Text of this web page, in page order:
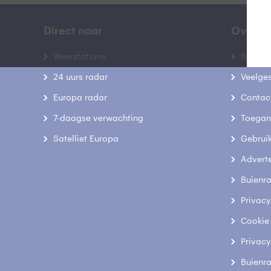
Direct naar
Weerstations
24 uurs radar
Europa radar
7-daagse verwachting
Satelliet Europa
Over